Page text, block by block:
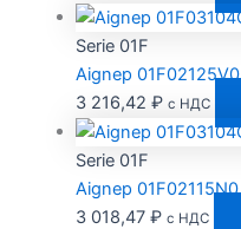
Serie 01F
Aignep 01F02125V0
3 216,42 ₽ с НДС
Serie 01F
Aignep 01F02115N0
3 018,47 ₽ с НДС